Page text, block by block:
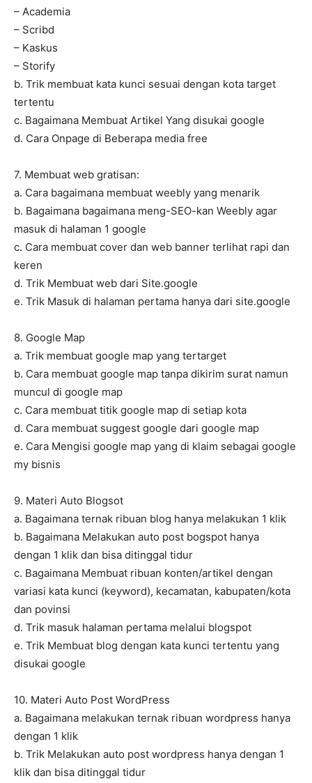
– Academia
– Scribd
– Kaskus
– Storify
b. Trik membuat kata kunci sesuai dengan kota target
tertentu
c. Bagaimana Membuat Artikel Yang disukai google
d. Cara Onpage di Beberapa media free
7. Membuat web gratisan:
a. Cara bagaimana membuat weebly yang menarik
b. Bagaimana bagaimana meng-SEO-kan Weebly agar
masuk di halaman 1 google
c. Cara membuat cover dan web banner terlihat rapi dan
keren
d. Trik Membuat web dari Site.google
e. Trik Masuk di halaman pertama hanya dari site.google
8. Google Map
a. Trik membuat google map yang tertarget
b. Cara membuat google map tanpa dikirim surat namun
muncul di google map
c. Cara membuat titik google map di setiap kota
d. Cara membuat suggest google dari google map
e. Cara Mengisi google map yang di klaim sebagai google
my bisnis
9. Materi Auto Blogsot
a. Bagaimana ternak ribuan blog hanya melakukan 1 klik
b. Bagaimana Melakukan auto post bogspot hanya
dengan 1 klik dan bisa ditinggal tidur
c. Bagaimana Membuat ribuan konten/artikel dengan
variasi kata kunci (keyword), kecamatan, kabupaten/kota
dan povinsi
d. Trik masuk halaman pertama melalui blogspot
e. Trik Membuat blog dengan kata kunci tertentu yang
disukai google
10. Materi Auto Post WordPress
a. Bagaimana melakukan ternak ribuan wordpress hanya
dengan 1 klik
b. Trik Melakukan auto post wordpress hanya dengan 1
klik dan bisa ditinggal tidur